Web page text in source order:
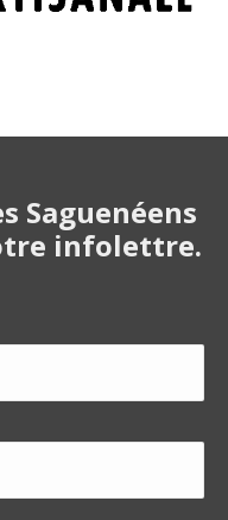
Saguenéens
infolettre.